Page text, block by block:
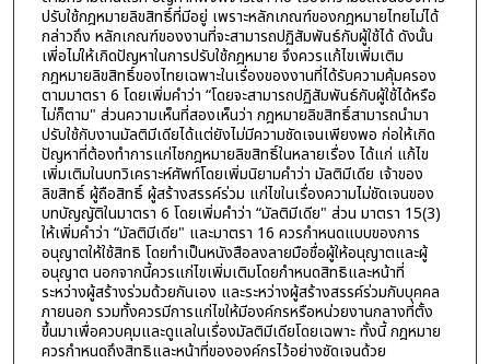
ปรับใช้กฎหมายลิขสิทธิ์ที่มีอยู่ เพราะหลักเกณฑ์ของกฎหมายไทยไม่ได้
กล่าวถึง หลักเกณฑ์ของงานที่จะสามารถปฏิสัมพันธ์กับผู้ใช้ได้ ดังนั้น
เพี่อไม่ให้เกิดปัญหาในการปรับใช้กฎหมาย จึงควรแก้ไขเพิ่มเติม
กฎหมายลิขสิทธิ์ของไทยเฉพาะในเรื่องของงานที่ได้รับความคุ้มครอง
ตามมาตรา 6 โดยเพิ่มคำว่า “โดยจะสามารถปฏิสัมพันธ์กับผู้ใช้ได้หรือ
ไม่ก็ตาม" ส่วนความเห็นที่สองเห็นว่า กฎหมายลิขสิทธิ์สามารถนำมา
ปรับใช้กับงานมัลติมีเดียได้แต่ยังไม่มีความชัดเจนเพียงพอ ก่อให้เกิด
ปัญหาที่ต้องทำการแก่ไชกฎหมายลิขสิทธิ์ในหลายเรื่อง ได้แก่ แก้ไข
เพิ่มเติมในบทวิเคราะห์ศัพท์โดยเพิ่มนิยามคำว่า มัลติมีเดีย เจ้าของ
ลิขสิทธิ์ ผู้ถือสิทธิ์ ผู้สร้างสรรค์ร่วม แก่ไขในเรื่องความไม่ชัดเจนของ
บทบัญญัติในมาตรา 6 โดยเพิ่มคำว่า “มัลติมีเดีย" ส่วน มาตรา 15(3)
ให้เพิ่มคำว่า “มัลติมีเดีย" และมาตรา 16 ควรกำหนดแบบของการ
อนุญาตให้ใช้สิทธิ โดยทำเป็นหนังสือลงลายมือชื่อผู้ให้อนุญาตและผู้
อนุญาต นอกจากนี้ควรแก่ไขเพิ่มเติมโดยกำหนดสิทธิและหน้าที่
ระหว่างผู้สร้างร่วมด้วยกันเอง และระหว่างผู้สร้างสรรค์ร่วมกับบุคคล
ภายนอก รวมทั้งควรมีการแก่ไขให้มีองค์กรหรือหน่วยงานกลางที่ตั้ง
ขึ้นมาเพื่อควบคุมและดูแลในเรื่องมัลติมีเดียโดยเฉพาะ ทั้งนี้ กฎหมาย
ควรกำหนดถึงสิทธิและหน้าที่ขององค์กรไว้อย่างชัดเจนด้วย